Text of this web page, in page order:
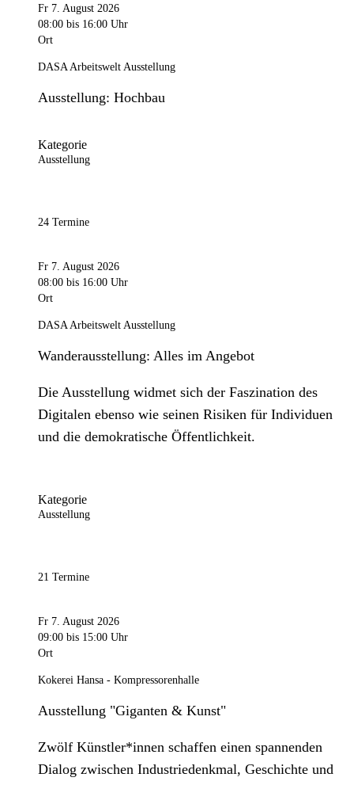
Fr 7. August 2026
08:00 bis 16:00 Uhr
Ort
DASA Arbeitswelt Ausstellung
Ausstellung: Hochbau
Kategorie
Ausstellung
24 Termine
Fr 7. August 2026
08:00 bis 16:00 Uhr
Ort
DASA Arbeitswelt Ausstellung
Wanderausstellung: Alles im Angebot
Die Ausstellung widmet sich der Faszination des
Digitalen ebenso wie seinen Risiken für Individuen
und die demokratische Öffentlichkeit.
Kategorie
Ausstellung
21 Termine
Fr 7. August 2026
09:00 bis 15:00 Uhr
Ort
Kokerei Hansa - Kompressorenhalle
Ausstellung "Giganten & Kunst"
Zwölf Künstler*innen schaffen einen spannenden
Dialog zwischen Industriedenkmal, Geschichte und